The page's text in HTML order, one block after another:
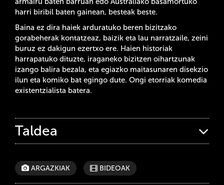
harri biribil baten gainean, besteak beste.
Baina ez dira haiek arduratuko beren bizitzako
gorabeherak kontatzeaz, baizik eta lau narratzaile, zeini
buruz ez dakigun ezertxo ere. Haien historiak
harrapatuko dituzte, iraganeko bizitzen oihartzunak
izango balira bezala, eta egiazko maitasunaren disekzio
ilun eta komiko bat egingo dute. Ongi etorriak komedia
existentzialista batera.
Taldea
ARGAZKIAK BIDEOAK